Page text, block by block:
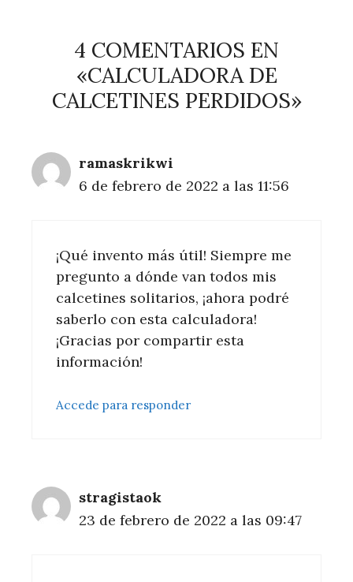
4 COMENTARIOS EN
«CALCULADORA DE
CALCETINES PERDIDOS»
ramaskrikwi
6 de febrero de 2022 a las 11:56
¡Qué invento más útil! Siempre me
pregunto a dónde van todos mis
calcetines solitarios, ¡ahora podré
saberlo con esta calculadora!
¡Gracias por compartir esta
información!
Accede para responder
stragistaok
23 de febrero de 2022 a las 09:47